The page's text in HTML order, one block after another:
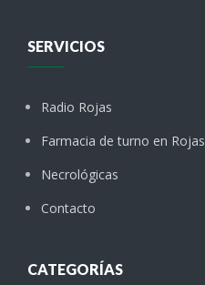
SERVICIOS
Radio Rojas
Farmacia de turno en Rojas
Necrológicas
Contacto
CATEGORÍAS